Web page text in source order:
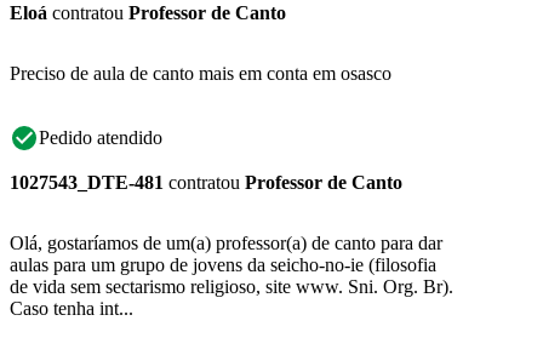
Eloá contratou Professor de Canto
Preciso de aula de canto mais em conta em osasco
Pedido atendido
1027543_DTE-481 contratou Professor de Canto
Olá, gostaríamos de um(a) professor(a) de canto para dar
aulas para um grupo de jovens da seicho-no-ie (filosofia
de vida sem sectarismo religioso, site www. Sni. Org. Br).
Caso tenha int...